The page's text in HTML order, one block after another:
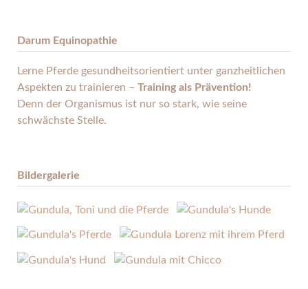
Darum Equinopathie
Lerne Pferde gesund­heits­orientiert unter ganz­heitlichen
Aspekten zu trainieren – Training als Prävention!
Denn der Organismus ist nur so stark, wie seine
schwächste Stelle.
Bildergalerie